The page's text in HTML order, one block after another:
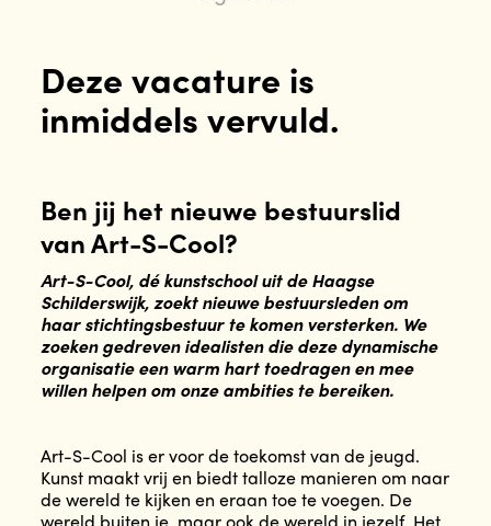
Deze vacature is
inmiddels vervuld.
Ben jij het nieuwe bestuurslid
van Art-S-Cool?
Art-S-Cool, dé kunstschool uit de Haagse
Schilderswijk, zoekt nieuwe bestuursleden om
haar stichtingsbestuur te komen versterken. We
zoeken gedreven idealisten die deze dynamische
organisatie een warm hart toedragen en mee
willen helpen om onze ambities te bereiken.
Art-S-Cool is er voor de toekomst van de jeugd.
Kunst maakt vrij en biedt talloze manieren om naar
de wereld te kijken en eraan toe te voegen. De